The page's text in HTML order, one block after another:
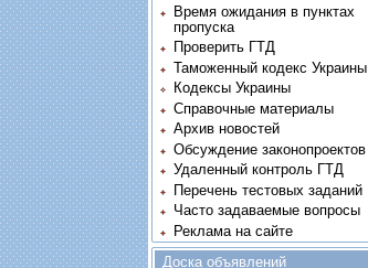
Время ожидания в пунктах
пропуска
Проверить ГТД
Таможенный кодекс Украины
Кодексы Украины
Справочные материалы
Архив новостей
Обсуждение законопроектов
Удаленный контроль ГТД
Перечень тестовых заданий
Часто задаваемые вопросы
Реклама на сайте
Доска объявлений